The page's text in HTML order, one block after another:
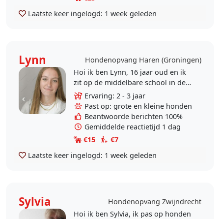
Laatste keer ingelogd: 1 week geleden
Lynn
Hondenopvang Haren (Groningen)
Hoi ik ben Lynn, 16 jaar oud en ik
zit op de middelbare school in de
5de klas! Ik pas graag op hondjes
of ik laat u hondje uit, ik ben alle
honden..
Ervaring: 2 - 3 jaar
Past op: grote en kleine honden
Beantwoorde berichten 100%
Gemiddelde reactietijd 1 dag
€15
€7
Laatste keer ingelogd: 1 week geleden
Sylvia Hondenopvang Zwijndrecht
Hoi ik ben Sylvia, ik pas op honden